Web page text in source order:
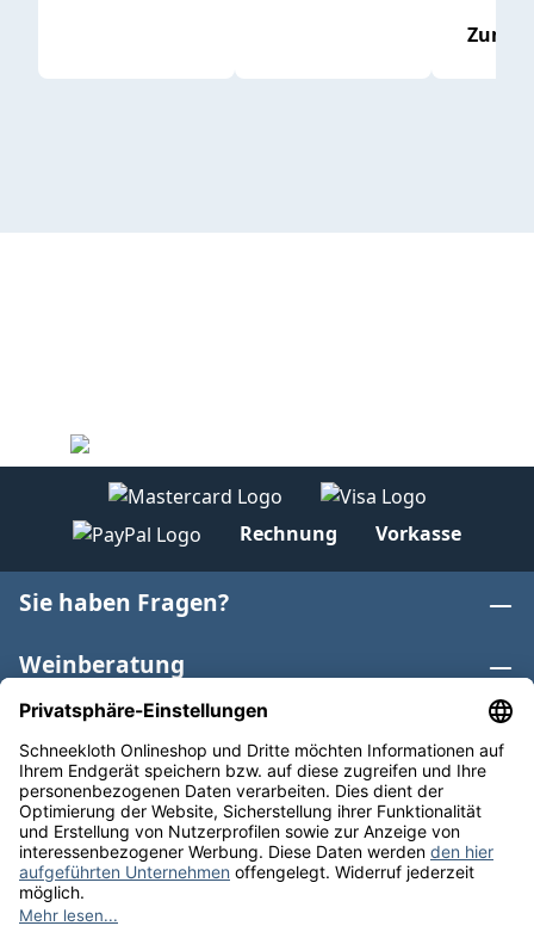
Zum
Rechnung Vorkasse
Sie haben Fragen?
Weinberatung
Informationen
Weinkategorien
Internationaler Wein
* Alle Preise inkl. gesetzl. Mehrwertsteuer zzgl.